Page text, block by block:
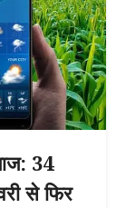
34
से फिर